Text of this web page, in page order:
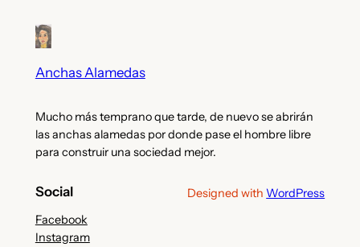
Anchas Alamedas
Mucho más temprano que tarde, de nuevo se abrirán
las anchas alamedas por donde pase el hombre libre
para construir una sociedad mejor.
Social
Facebook
Instagram
Designed with WordPress